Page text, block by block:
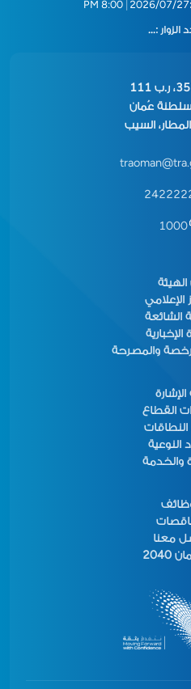
2026/07/27
8:00 PM
الزوار :...
عُمان
السيب
1000
الإعلامي
الشائعة
الإخبارية
والمصرحة
القطاع
النوعية
والخدمة
معنا
2040